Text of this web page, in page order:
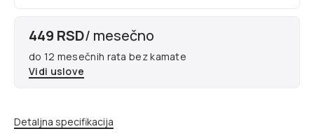
449 RSD/ mesečno
do 12 mesečnih rata bez kamate
Vidi uslove
Detaljna specifikacija